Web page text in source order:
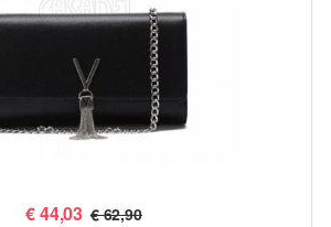
€44,03 € 62,90